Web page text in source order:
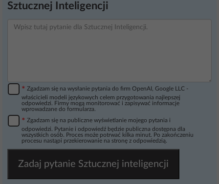
Sztucznej Inteligencji
* Zgadzam się na wysłanie pytania do firm OpenAI, Google LLC -
właścicieli modeli językowych celem przygotowania najlepszej
odpowiedzi. Firmy mogą monitorować i zapisywać informacje
wprowadzane do formularza.
* Zgadzam się na publiczne wyświetlanie mojego pytania i
odpowiedzi. Pytanie i odpowiedź będzie publiczna dostępna dla
wszystkich osób. Proces może potrwać kilka minut. Po zakończeniu
procesu nastąpi przekierowanie na stronę z odpowiedzią.
Zadaj pytanie Sztucznej inteligencji